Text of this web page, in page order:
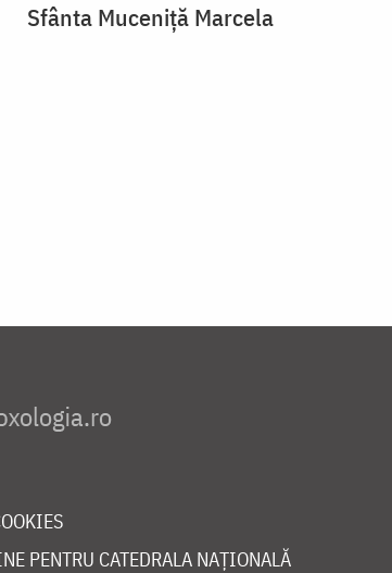
Sfânta Muceniță Marcela
PENTRU CATEDRALA NAȚIONALĂ